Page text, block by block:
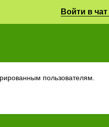
Войти в
пользователям.